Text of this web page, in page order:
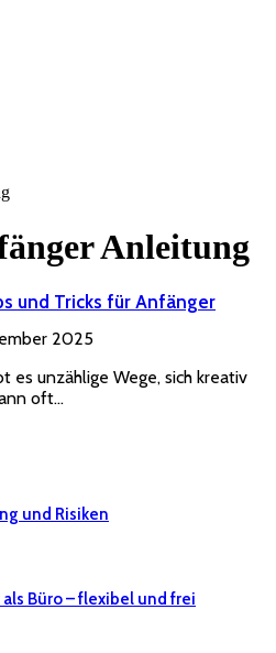
Anleitung
und Tricks für Anfänger
2025
es unzählige Wege, sich kreativ
oft…
und Risiken
Büro – flexibel und frei